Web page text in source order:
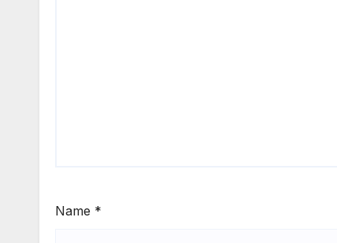
Name *